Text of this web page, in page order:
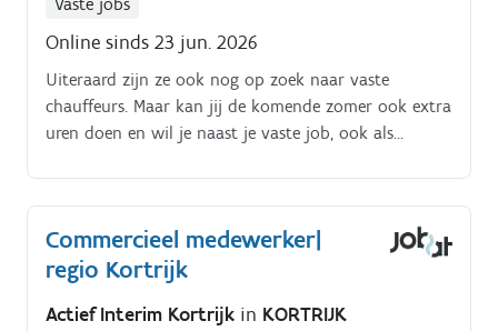
Online sinds 23 jun. 2026
Uiteraard zijn ze ook nog op zoek naar vaste
chauffeurs. Maar kan jij de komende zomer ook extra
uren doen en wil je naast je vaste job, ook als
Commercieel medewerker|
regio Kortrijk
Actief Interim Kortrijk in KORTRIJK